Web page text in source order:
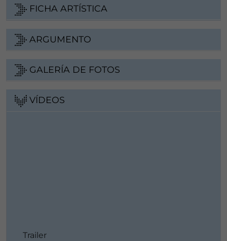
FICHA ARTÍSTICA
ARGUMENTO
GALERÍA DE FOTOS
VÍDEOS
Trailer